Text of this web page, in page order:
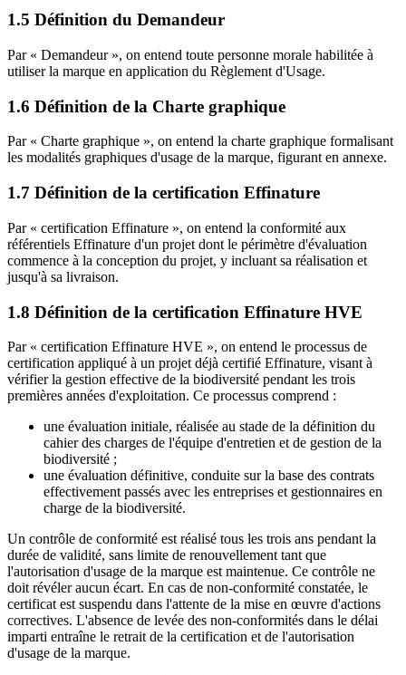
1.5 Définition du Demandeur
Par « Demandeur », on entend toute personne morale habilitée à
utiliser la marque en application du Règlement d'Usage.
1.6 Définition de la Charte graphique
Par « Charte graphique », on entend la charte graphique formalisant
les modalités graphiques d'usage de la marque, figurant en annexe.
1.7 Définition de la certification Effinature
Par « certification Effinature », on entend la conformité aux
référentiels Effinature d'un projet dont le périmètre d'évaluation
commence à la conception du projet, y incluant sa réalisation et
jusqu'à sa livraison.
1.8 Définition de la certification Effinature HVE
Par « certification Effinature HVE », on entend le processus de
certification appliqué à un projet déjà certifié Effinature, visant à
vérifier la gestion effective de la biodiversité pendant les trois
premières années d'exploitation. Ce processus comprend :
une évaluation initiale, réalisée au stade de la définition du
cahier des charges de l'équipe d'entretien et de gestion de la
biodiversité ;
une évaluation définitive, conduite sur la base des contrats
effectivement passés avec les entreprises et gestionnaires en
charge de la biodiversité.
Un contrôle de conformité est réalisé tous les trois ans pendant la
durée de validité, sans limite de renouvellement tant que
l'autorisation d'usage de la marque est maintenue. Ce contrôle ne
doit révéler aucun écart. En cas de non-conformité constatée, le
certificat est suspendu dans l'attente de la mise en œuvre d'actions
correctives. L'absence de levée des non-conformités dans le délai
imparti entraîne le retrait de la certification et de l'autorisation
d'usage de la marque.